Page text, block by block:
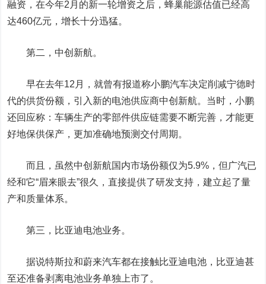
融资，在今年2月的新一轮增资之后，蜂巢能源估值已经高
达460亿元，增长十分迅猛。
第二，中创新航。
早在去年12月，就曾有报道称小鹏汽车决定削减宁德时
代的供货份额，引入新的电池供应商中创新航。当时，小鹏
还回应称：车辆生产的零部件供应链需要不断完善，才能更
好地保供保产，更加准确地预测交付周期。
而且，虽然中创新航国内市场份额仅为5.9%，但广汽已
经和它“眉来眼去”很久，直接提供了研发支持，建立起了量
产和质量体系。
第三，比亚迪电池业务。
据说特斯拉和蔚来汽车都在接触比亚迪电池，比亚迪甚
至还准备剥离电池业务单独上市了。